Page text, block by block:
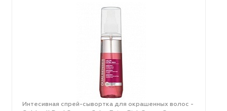
Интесивная спрей-сывортка для окрашенных волос -